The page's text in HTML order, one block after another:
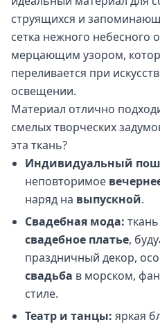
струящихся и
сетка нежного небесного
мерцающим узором,
переливается при
освещении.
Материал отлично
смелых творческих
эта ткань?
Индивидуальный
неповторимое
наряд на выпускной.
Свадебная мода:
свадебное платье,
праздничный декор,
свадьба в морском,
стиле.
Театр и танцы: яркая